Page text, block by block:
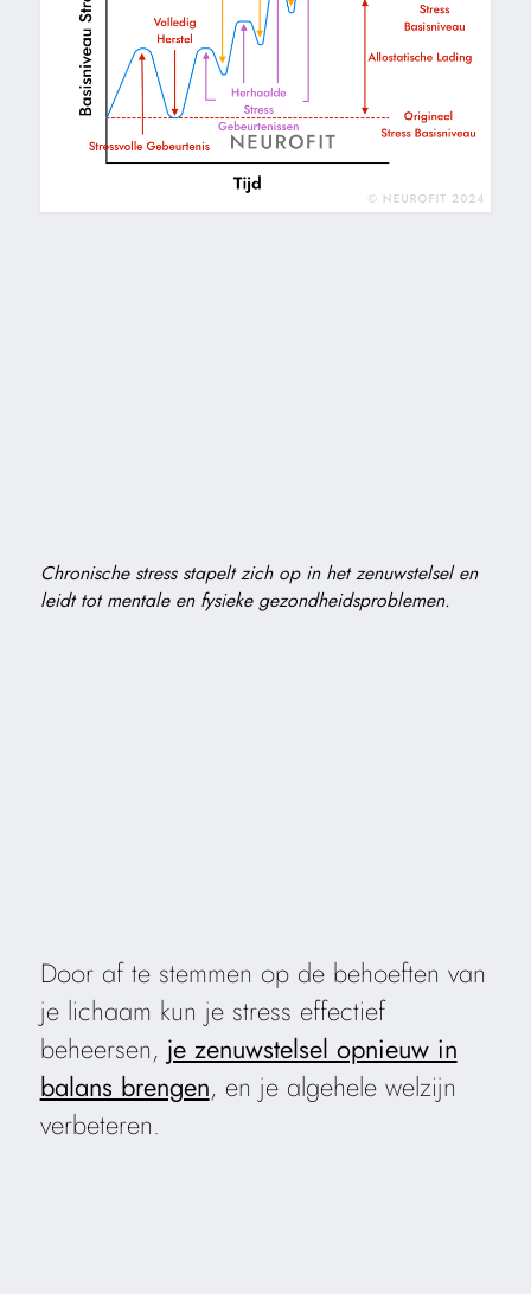
Chronische stress stapelt zich op in het zenuwstelsel en
leidt tot mentale en fysieke gezondheidsproblemen.
Door af te stemmen op de behoeften van
je lichaam kun je stress effectief
beheersen, je zenuwstelsel opnieuw in
balans brengen, en je algehele welzijn
verbeteren.